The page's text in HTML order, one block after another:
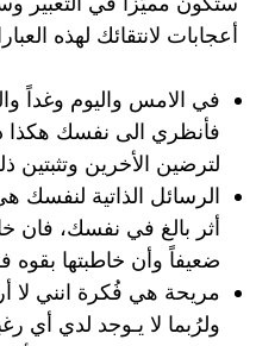
أعجابات لانتقائك لهذه
في الامس واليوم وغداً
فأنظري الى نفسك هكذا
لترضين الأخرين وتثبتين
‏الرسائل الذاتية لنفسك
أثر بالغ في نفسك،
ضعيفاً وأن خاطبتها بقوه
مريحة هي فُكرة انني ‌لا
ولرُبما لا يـوجد لدي ‌أي